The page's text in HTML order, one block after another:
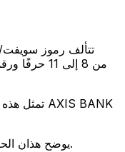
تتألف رموز
يوضح هذان الحرفان بلد البنك الهند.